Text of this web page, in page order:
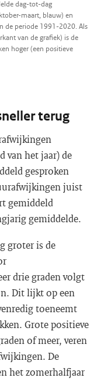
dag-tot-dag
maart, blauw) en
de periode 1991-2020. Als
van de grafiek) is de
hoger (een positieve
terug
van het jaar) de
gesproken
juist
gemiddeld
gemiddelde.
groter is de
drie graden volgt
Dit lijkt op een
toeneemt
Grote positieve
of meer, veren
De
het zomerhalfjaar